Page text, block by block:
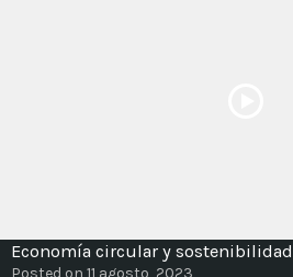
Economía circular y sostenibilidad
Posted on 11 agosto, 2023